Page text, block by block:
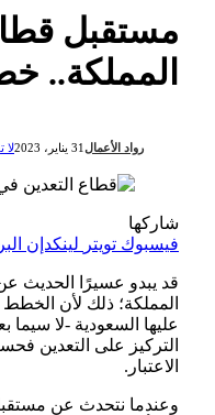
مستقبل
المملكة..
رواد الأعمال31 يناير، 2023 لا
شاركها
فيسبوك تويتر لينكدإن
قد يبدو عسيرًا الحديث
المملكة؛ ذلك لأن
التركيز على التعدين
الاعتبار.
وعندما نتحدث عن